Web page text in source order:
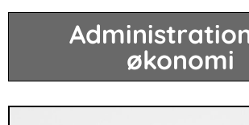
økonomi